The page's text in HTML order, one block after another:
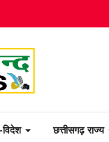
छत्तीसगढ़ राज्य